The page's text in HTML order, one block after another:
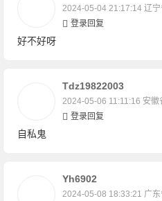
2024-05-04 21:17:14 辽
登录回复
好不好呀
Tdz19822003
2024-05-06 11:11:16 安徽
登录回复
自私鬼
Yh6902
2024-05-08 18:33:21 广